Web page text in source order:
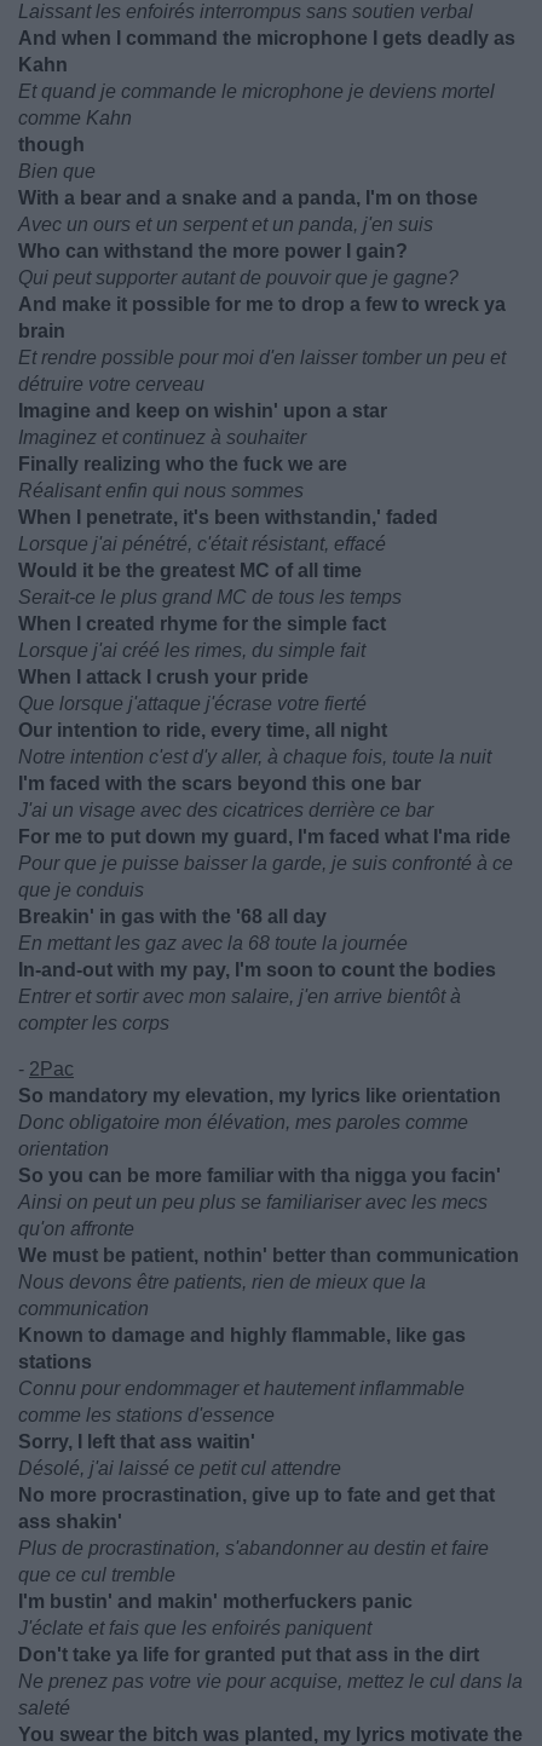
Laissant les enfoirés interrompus sans soutien verbal
And when I command the microphone I gets deadly as
Kahn
Et quand je commande le microphone je deviens mortel
comme Kahn
though
Bien que
With a bear and a snake and a panda, I'm on those
Avec un ours et un serpent et un panda, j'en suis
Who can withstand the more power I gain?
Qui peut supporter autant de pouvoir que je gagne?
And make it possible for me to drop a few to wreck ya
brain
Et rendre possible pour moi d'en laisser tomber un peu et
détruire votre cerveau
Imagine and keep on wishin' upon a star
Imaginez et continuez à souhaiter
Finally realizing who the fuck we are
Réalisant enfin qui nous sommes
When I penetrate, it's been withstandin,' faded
Lorsque j'ai pénétré, c'était résistant, effacé
Would it be the greatest MC of all time
Serait-ce le plus grand MC de tous les temps
When I created rhyme for the simple fact
Lorsque j'ai créé les rimes, du simple fait
When I attack I crush your pride
Que lorsque j'attaque j'écrase votre fierté
Our intention to ride, every time, all night
Notre intention c'est d'y aller, à chaque fois, toute la nuit
I'm faced with the scars beyond this one bar
J'ai un visage avec des cicatrices derrière ce bar
For me to put down my guard, I'm faced what I'ma ride
Pour que je puisse baisser la garde, je suis confronté à ce
que je conduis
Breakin' in gas with the '68 all day
En mettant les gaz avec la 68 toute la journée
In-and-out with my pay, I'm soon to count the bodies
Entrer et sortir avec mon salaire, j'en arrive bientôt à
compter les corps
- 2Pac
So mandatory my elevation, my lyrics like orientation
Donc obligatoire mon élévation, mes paroles comme
orientation
So you can be more familiar with tha nigga you facin'
Ainsi on peut un peu plus se familiariser avec les mecs
qu'on affronte
We must be patient, nothin' better than communication
Nous devons être patients, rien de mieux que la
communication
Known to damage and highly flammable, like gas
stations
Connu pour endommager et hautement inflammable
comme les stations d'essence
Sorry, I left that ass waitin'
Désolé, j'ai laissé ce petit cul attendre
No more procrastination, give up to fate and get that
ass shakin'
Plus de procrastination, s'abandonner au destin et faire
que ce cul tremble
I'm bustin' and makin' motherfuckers panic
J'éclate et fais que les enfoirés paniquent
Don't take ya life for granted put that ass in the dirt
Ne prenez pas votre vie pour acquise, mettez le cul dans la
saleté
You swear the bitch was planted, my lyrics motivate the